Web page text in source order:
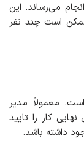
می‌رساند. این
است چند نفر
معمولاً مدیر
کار را تایید
داشته باشد.